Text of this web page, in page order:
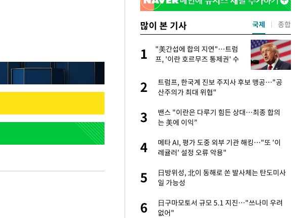
많이 본 기사
벌 원해"
정보석 "황정음 전 남편 서글서글한 인상이
었는데…"
아이유, 장기하 '별일 없이 산다' 선곡…쿨한
일상 공개
허지웅 "우리가 지지했던 인간들이 이 꼴 만
김혜수 "우린 돈 받고 일하는 프리랜서…받
1
"美간섭에 합의 지연"…트럼
프, '이란 호르무즈 통제권' 수
2
트럼프, 한국계 진보 주지사 후보 맹공…"공
산주의가 최대 위협"
3
밴스 "이란은 다루기 힘든 상대…최종 합의
는 美에 이익”
4
메타 AI, 평가 도중 외부 기관 해킹…"또 '이
레귤러' 설정 오류 악용"
5
日방위성, 北이 동해로 쏜 발사체는 탄도미사
일 가능성
6
日구마모토서 규모 5.1 지진…"쓰나미 우려
없어"
국제 종합